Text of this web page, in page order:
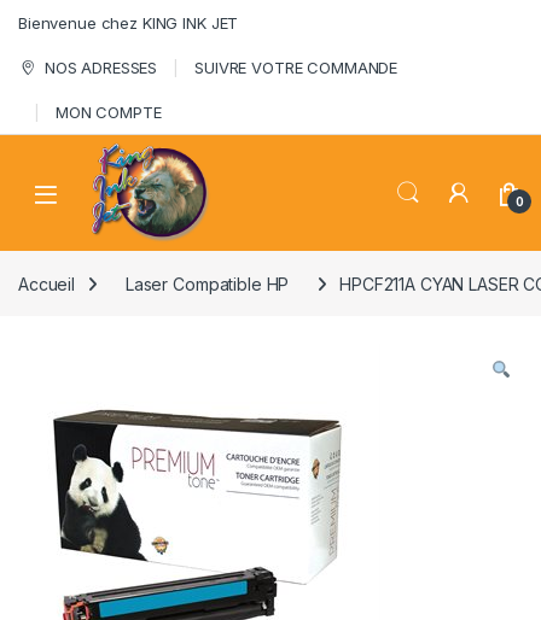
Bienvenue chez KING INK JET
NOS ADRESSES SUIVRE VOTRE COMMANDE
MON COMPTE
0
Accueil Laser Compatible HP HPCF211A CYAN LASER